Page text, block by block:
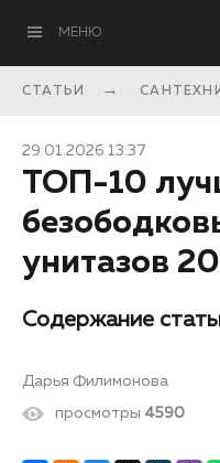
МЕНЮ
СТАТЬИ
29.01.2026 13:37
ТОП-10
унитазов
Содержание
Дарья Филимонова
просмотры 4590